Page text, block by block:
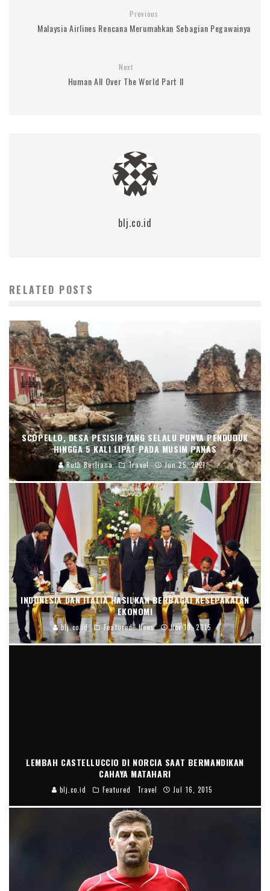
Previous
Malaysia Airlines Rencana Merumahkan Sebagian Pegawainya
Next
Human All Over The World Part II
blj.co.id
RELATED POSTS
SCOPELLO, DESA PESISIR YANG SELALU PUNYA PENDUDUK
HINGGA 5 KALI LIPAT PADA MUSIM PANAS
Ruth Berliana Travel Jun 25, 2021
INDONESIA DAN ITALIA HASILKAN BERBAGAI KESEPAKATAN
EKONOMI
blj.co.id Featured News Nov 10, 2015
LEMBAH CASTELLUCCIO DI NORCIA SAAT BERMANDIKAN
CAHAYA MATAHARI
blj.co.id Featured Travel Jul 16, 2015